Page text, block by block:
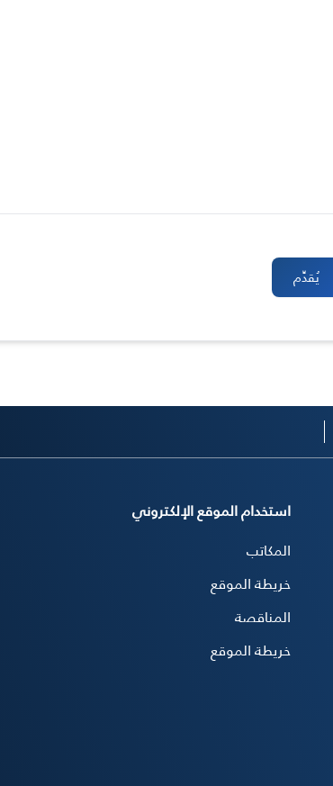
استخدام الموقع الإلكتروني
المكاتب
خريطة الموقع
المناقصة
خريطة الموقع